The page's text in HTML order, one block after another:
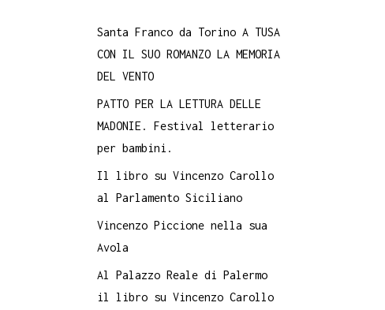
Santa Franco da Torino A TUSA
CON IL SUO ROMANZO LA MEMORIA
DEL VENTO
PATTO PER LA LETTURA DELLE
MADONIE. Festival letterario
per bambini.
Il libro su Vincenzo Carollo
al Parlamento Siciliano
Vincenzo Piccione nella sua
Avola
Al Palazzo Reale di Palermo
il libro su Vincenzo Carollo